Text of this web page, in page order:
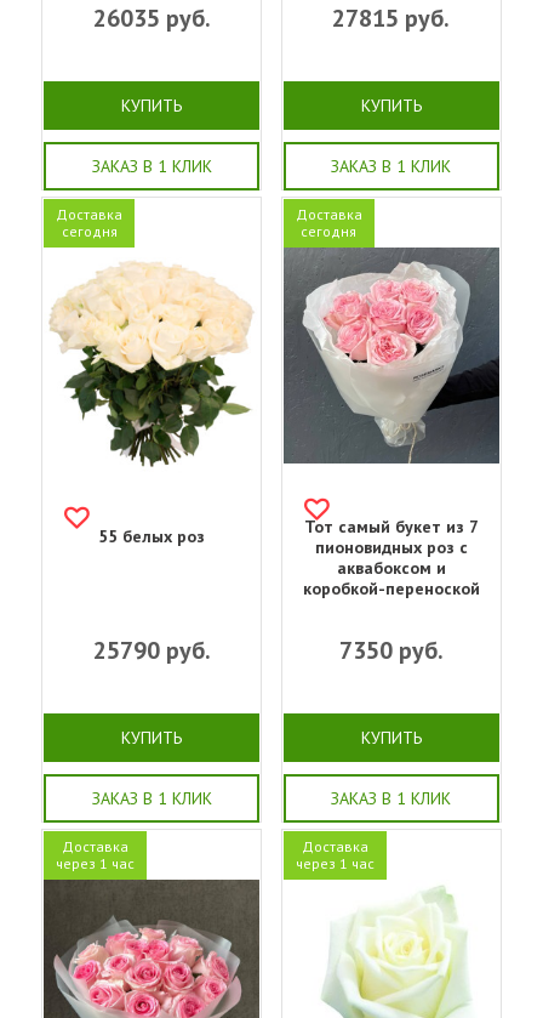
26035 руб.
КУПИТЬ
ЗАКАЗ В 1 КЛИК
27815 руб.
КУПИТЬ
ЗАКАЗ В 1 КЛИК
Доставка
сегодня
55 белых роз
25790руб.
КУПИТЬ
ЗАКАЗ В 1 КЛИК
Доставка
сегодня
Тот самый букет из 7
пионовидных роз с
аквабоксом и
коробкой-переноской
7350руб.
КУПИТЬ
ЗАКАЗ В 1 КЛИК
Доставка
через 1 час
Доставка
через 1 час